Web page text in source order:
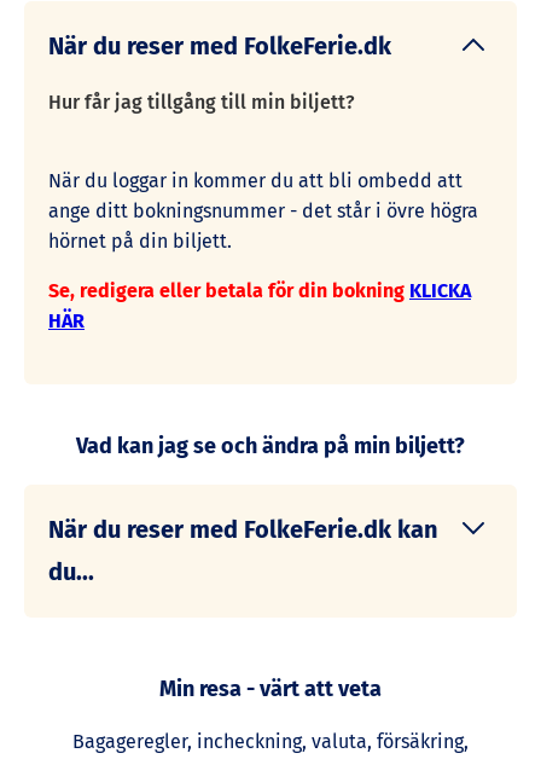
När du reser med FolkeFerie.dk
Hur får jag tillgång till min biljett?
När du loggar in kommer du att bli ombedd att
ange ditt bokningsnummer - det står i övre högra
hörnet på din biljett.
Se, redigera eller betala för din bokning KLICKA
HÄR
Vad kan jag se och ändra på min biljett?
När du reser med FolkeFerie.dk kan
du...
återstående belopp på bokningen.
Betala handpenning och/eller restbelopp
Min resa - värt att veta
Bagageregler, incheckning, valuta, försäkring,